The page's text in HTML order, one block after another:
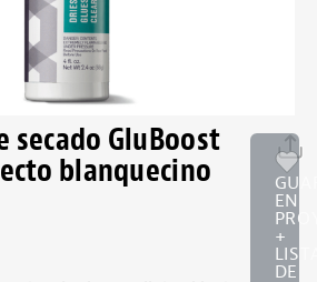
secado GluBoost
blanquecino
EN
+
DE